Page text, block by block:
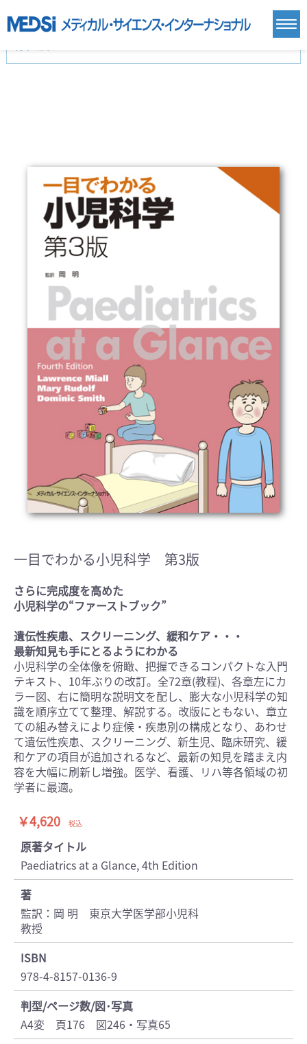
基礎医学(93)
基礎医学関連科学(80)
自然科学(25)
医療技術(16)
歯科学(3)
薬学(7)
保健・体育(1)
衛生・公衆衛生学(14)
医学一般(91) マルチメディア(0)
一目でわかる小児科学 第3版
さらに完成度を高めた
小児科学の“ファーストブック”
遺伝性疾患、スクリーニング、緩和ケア・・・
最新知見も手にとるようにわかる
小児科学の全体像を俯瞰、把握できるコンパクトな入門
テキスト、10年ぶりの改訂。全72章(教程)、各章左にカ
ラー図、右に簡明な説明文を配し、膨大な小児科学の知
識を順序立てて整理、解説する。改版にともない、章立
ての組み替えにより症候・疾患別の構成となり、あわせ
て遺伝性疾患、スクリーニング、新生児、臨床研究、緩
和ケアの項目が追加されるなど、最新の知見を踏まえ内
容を大幅に刷新し増強。医学、看護、リハ等各領域の初
学者に最適。
￥4,620 税込
原著タイトル
Paediatrics at a Glance, 4th Edition
著
監訳：岡 明 東京大学医学部小児科
教授
ISBN
978-4-8157-0136-9
判型/ページ数/図･写真
A4変 頁176 図246・写真65